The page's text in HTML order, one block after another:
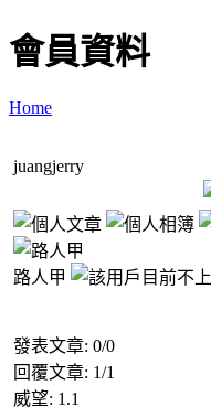
會員資料
Home
juangjerry
路人甲
發表文章: 0/0
回覆文章: 1/1
威望: 1.1